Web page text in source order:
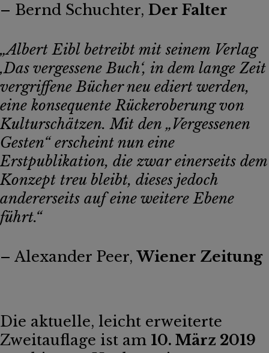
– Bernd Schuchter, Der Falter
„Albert Eibl betreibt mit seinem Verlag
‚Das vergessene Buch‘, in dem lange Zeit
vergriffene Bücher neu ediert werden,
eine konsequente Rückeroberung von
Kulturschätzen. Mit den „Vergessenen
Gesten“ erscheint nun eine
Erstpublikation, die zwar einerseits dem
Konzept treu bleibt, dieses jedoch
andererseits auf eine weitere Ebene
führt.“
– Alexander Peer,Wiener Zeitung
Die aktuelle, leicht erweiterte
Zweitauflage ist am 10. März 2019